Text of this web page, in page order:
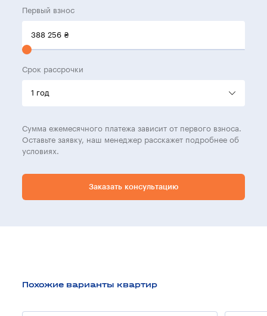
Первый взнос
388 256 ₴
Срок рассрочки
Сумма ежемесячного платежа зависит от первого взноса.
Оставьте заявку, наш менеджер расскажет подробнее об
условиях.
Заказать консультацию
Похожие варианты квартир